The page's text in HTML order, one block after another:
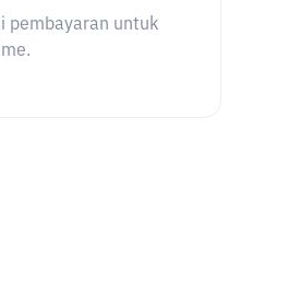
pembayaran untuk